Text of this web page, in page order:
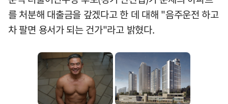
를 처분해 대출금을 갚겠다고 한 데 대해 "음주운전 하고
차 팔면 용서가 되는 건가"라고 밝혔다.